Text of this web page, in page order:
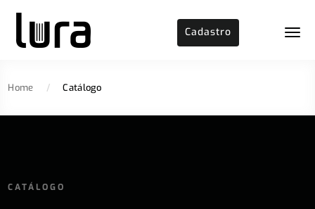
Cadastro
Home / Catálogo
CATÁLOGO